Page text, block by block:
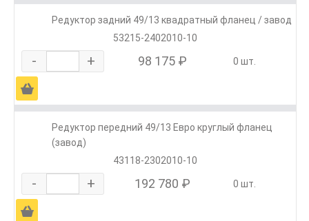
Редуктор задний 49/13 квадратный фланец / завод
53215-2402010-10
- + 98 175 ₽ 0 шт.
Ä
Редуктор передний 49/13 Евро круглый фланец
(завод)
43118-2302010-10
- + 192 780 ₽ 0 шт.
Ä